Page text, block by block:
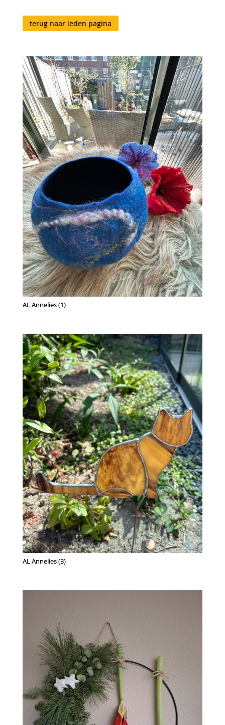
terug naar leden pagina
AL Annelies (1)
AL Annelies (3)